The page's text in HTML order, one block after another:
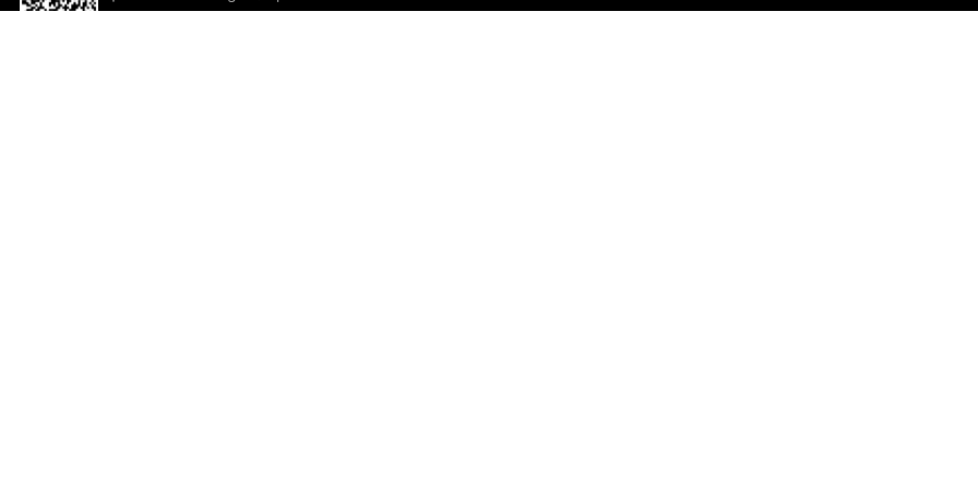
descargar la aplicación!